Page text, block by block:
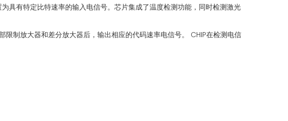
具有特定比特速率的输入电信号。芯片集成了温度检测功能，同时检测激光
制放大器和差分放大器后，输出相应的代码速率电信号。 CHIP在检测电信